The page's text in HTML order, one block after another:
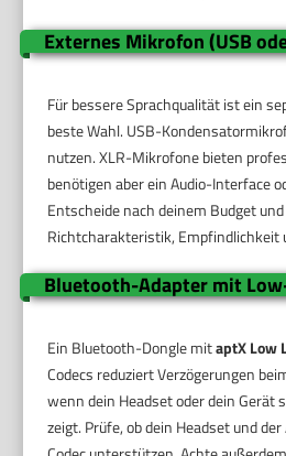
Externes Mikrofon (USB
Für bessere Sprachqualität ist ein
beste Wahl. USB-
nutzen. XLR-Mikrofone bieten
benötigen aber ein Audio-Interface
Entscheide nach deinem Budget
Richtcharakteristik, Empfindlichkeit
Bluetooth-Adapter mit
Ein Bluetooth-Dongle mitaptX Low
Codecs reduziert Verzögerungen
wenn dein Headset oder dein Gerät
zeigt. Prüfe, ob dein Headset und